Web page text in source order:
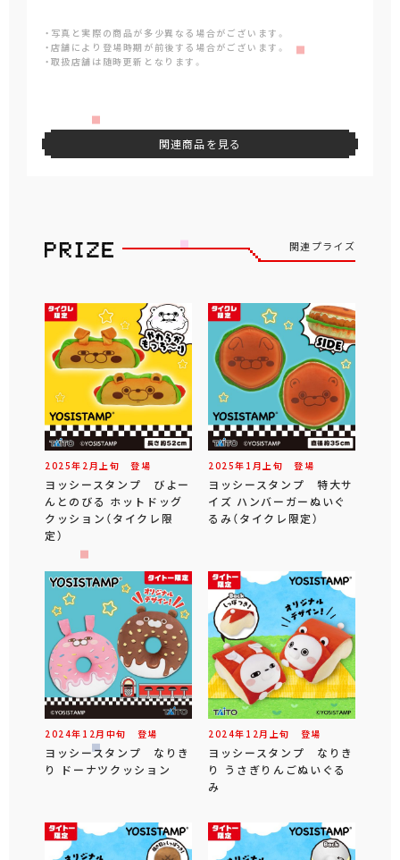
・写真と実際の商品が多少異なる場合がございます。
・店舗により登場時期が前後する場合がございます。
・取扱店舗は随時更新となります。
関連商品を見る
関連プライズ
2025年 2 月 上旬 登場
ヨッシースタンプ びよー
んとのびる ホットドッグ
クッション（タイクレ限
定）
2025年 1 月 上旬 登場
ヨッシースタンプ 特大サ
イズ ハンバーガーぬいぐ
るみ（タイクレ限定）
2024年 12 月 中旬 登場
ヨッシースタンプ なりき
り ドーナツクッション
2024年 12 月 上旬 登場
ヨッシースタンプ なりき
り うさぎりんごぬいぐる
み